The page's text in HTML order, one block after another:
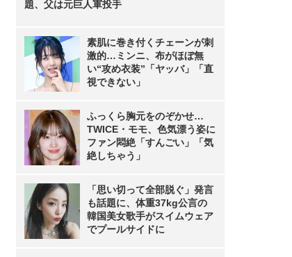
題、父は元巨人軍投手
素肌に巻き付くチェーンが刺
激的…ミンニ、布がほぼ無
い“攻め衣装”「ヤッバ」「直
視できない」
ふっくら胸元をのぞかせ…
TWICE・モモ、色気漂う姿に
ファン悶絶「すんごい」「気
絶しちゃう」
「思い切って全部脱ぐ」発言
も話題に、体重37kg公言の
韓国美女歌手がスイムウェア
でプールサイドに